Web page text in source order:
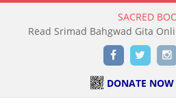
SACRED
Read Holy Bible Online
FacebookTwitter
DONATE